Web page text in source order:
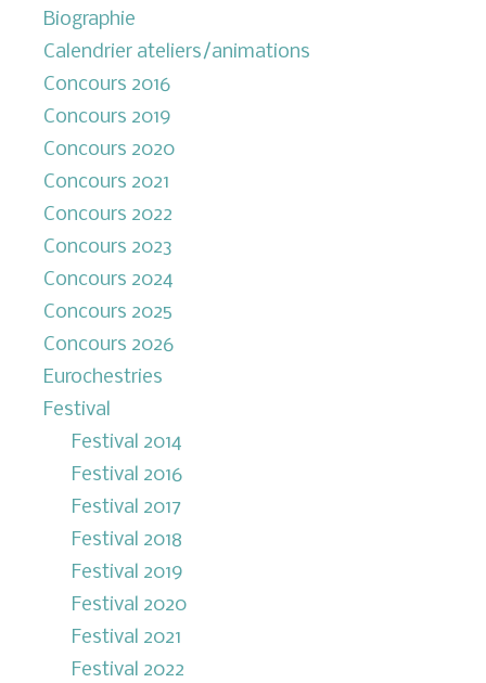
Biographie
Calendrier ateliers/animations
Concours 2016
Concours 2019
Concours 2020
Concours 2021
Concours 2022
Concours 2023
Concours 2024
Concours 2025
Concours 2026
Eurochestries
Festival
Festival 2014
Festival 2016
Festival 2017
Festival 2018
Festival 2019
Festival 2020
Festival 2021
Festival 2022